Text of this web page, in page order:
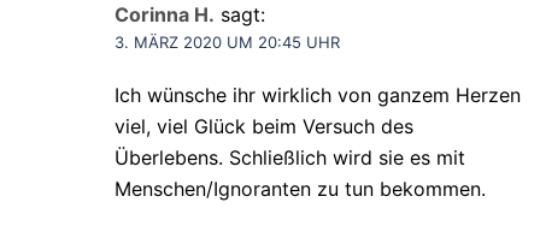
Corinna H. sagt:
3. MÄRZ 2020 UM 20:45 UHR
Ich wünsche ihr wirklich von ganzem Herzen
viel, viel Glück beim Versuch des
Überlebens. Schließlich wird sie es mit
Menschen/Ignoranten zu tun bekommen.